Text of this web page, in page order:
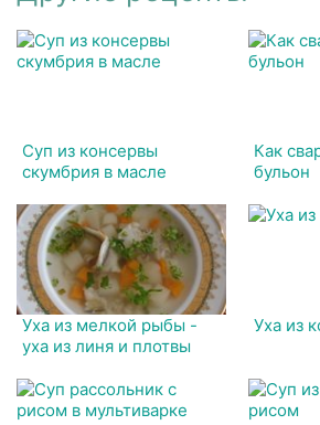
Суп из консервы
скумбрия в масле
Как
бульон
Уха из мелкой рыбы -
уха из линя и плотвы
Уха из